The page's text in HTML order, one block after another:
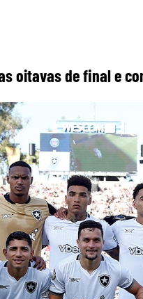
oitavas de final e